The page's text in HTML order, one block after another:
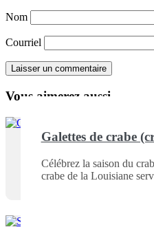
Nom
Courriel
Vous aimerez aussi ...
Galettes de crabe
Célébrez la saison du
crabe de la Louisiane